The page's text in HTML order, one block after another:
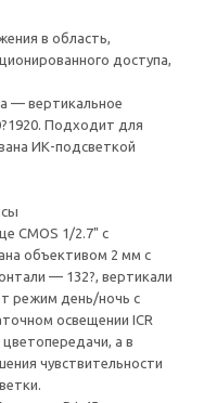
в область,
доступа,
— вертикальное
Подходит для
ИК-подсветкой
CMOS 1/2.7" с
объективом 2 мм с
— 132?, вертикали
режим день/ночь с
освещении ICR
а в
чувствительности